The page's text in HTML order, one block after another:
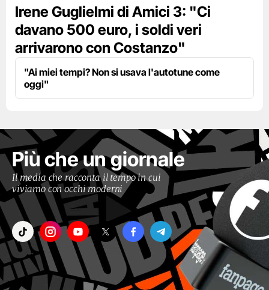
Irene Guglielmi di Amici 3: "Ci
davano 500 euro, i soldi veri
arrivarono con Costanzo"
"Ai miei tempi? Non si usava l'autotune come
oggi"
Più che un giornale
Il media che racconta il tempo in cui
viviamo con occhi moderni